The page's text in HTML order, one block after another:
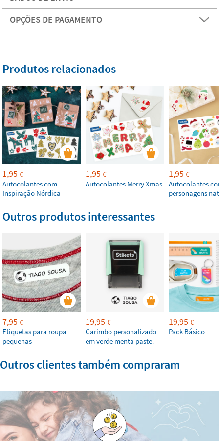
OPÇÕES DE PAGAMENTO
Produtos relacionados
1,95 €
Autocolantes com
Inspiração Nórdica
1,95 €
Autocolantes Merry Xmas
1,95 €
Autocolantes
personagens
Outros produtos interessantes
7,95 €
Etiquetas para roupa
pequenas
19,95 €
Carimbo personalizado
em verde menta pastel
19,95 €
Pack Básico
Outros clientes também compraram